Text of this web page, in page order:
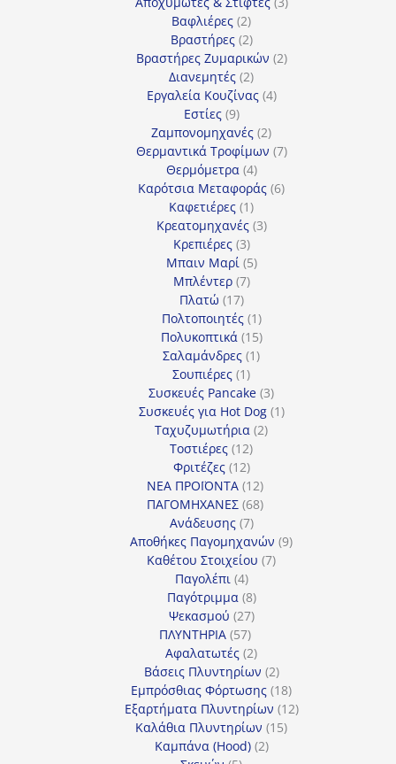
Βαφλιέρες 22
προϊόντα
Βραστήρες 22
προϊόντα
Βραστήρες Ζυμαρικών 22
Διανεμητές 22
προϊόντα
Εργαλεία Κουζίνας 44
Εστίες 99
προϊόντα
Ζαμπονομηχανές 22
προϊόντα
Θερμαντικά Τροφίμων 77
Θερμόμετρα 44
προϊόντα
Καρότσια Μεταφοράς 66
Καφετιέρες 11
προϊόν
Κρεατομηχανές 33
Κρεπιέρες 33
προϊόντα
Μπαιν Μαρί 55
Μπλέντερ 77
Πλατώ 1717
προϊόντα
Πολτοποιητές 11
προϊόν
Πολυκοπτικά 1515
προϊόντα
Σαλαμάνδρες 11
Σουπιέρες 11
προϊόν
Συσκευές Pancake 33
προϊόντα
Συσκευές για Hot Dog 11
Ταχυζυμωτήρια 22
Τοστιέρες 1212
προϊόντα
Φριτέζες 1212
προϊόντα
ΝΕΑ ΠΡΟΪΟΝΤΑ 1212
προϊόντα
ΠΑΓΟΜΗΧΑΝΕΣ 6868
Ανάδευσης 77
προϊόντα
Αποθήκες Παγομηχανών 99
Καθέτου Στοιχείου 77
Παγολέπι 44
προϊόντα
Παγότριμμα 88
προϊόντα
Ψεκασμού 2727
προϊόντα
ΠΛΥΝΤΗΡΙΑ 5757
προϊόντα
Αφαλατωτές 22
προϊόντα
Βάσεις Πλυντηρίων 22
προϊόντα
Εμπρόσθιας Φόρτωσης 1818
προϊόντα
Εξαρτήματα Πλυντηρίων 1212
Καλάθια Πλυντηρίων 1515
Καμπάνα (Hood) 22